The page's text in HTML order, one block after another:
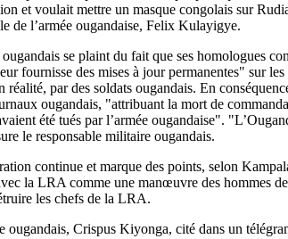
et voulait mettre un masque congolais sur
de l’armée ougandaise, Felix Kulayigye.
se plaint du fait que ses homologues
fournisse des mises à jour permanentes" sur
réalité, par des soldats ougandais. En
ougandais, "attribuant la mort de
été tués par l’armée ougandaise".
le responsable militaire ougandais.
continue et marque des points, selon
la LRA comme une manœuvre des hommes
les chefs de la LRA.
ougandais, Crispus Kiyonga, cité dans un